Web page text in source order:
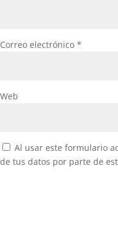
Correo electrónico *
Web
Al usar este formulario
de tus datos por parte de